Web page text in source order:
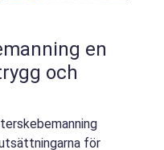
en
och
för